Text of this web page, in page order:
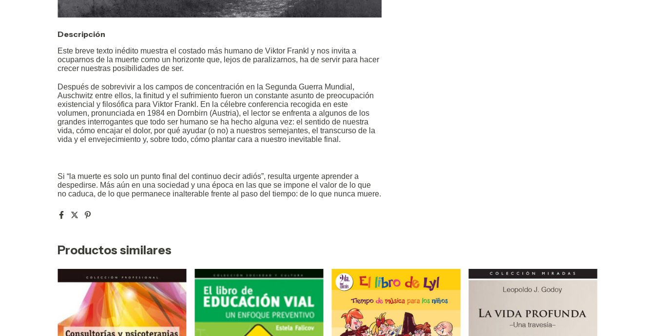
Descripción
Este breve texto inédito muestra el costado más humano de Viktor Frankl y nos invita a
ocuparnos de la muerte como un horizonte que, lejos de paralizarnos, ha de servir para hacer
crecer nuestras posibilidades de ser.
Después de sobrevivir a los campos de concentración en la Segunda Guerra Mundial,
Auschwitz entre ellos, la finitud y el sufrimiento fueron un constante asunto de preocupación
existencial y filosófica para Viktor Frankl. En la célebre conferencia recogida en este
volumen, pronunciada en 1984 en Dornbirn (Austria), el lector se enfrenta a algunos de los
grandes interrogantes que todo ser humano se ha hecho alguna vez: el sentido de nuestra
vida, cómo encajar el dolor, por qué ayudar (o no) a nuestros semejantes, el transcurso de la
vida y el envejecimiento y, sobre todo, cómo plantar cara a nuestro inevitable final.
Si “la muerte es solo un punto final del continuo decir adiós”, resulta urgente aprender a
despedirse. Más aún en una sociedad y una época en las que se impone el valor de lo que
no caduca, de lo que permanece inalterable frente al paso del tiempo: de lo que nunca muere.
Productos similares